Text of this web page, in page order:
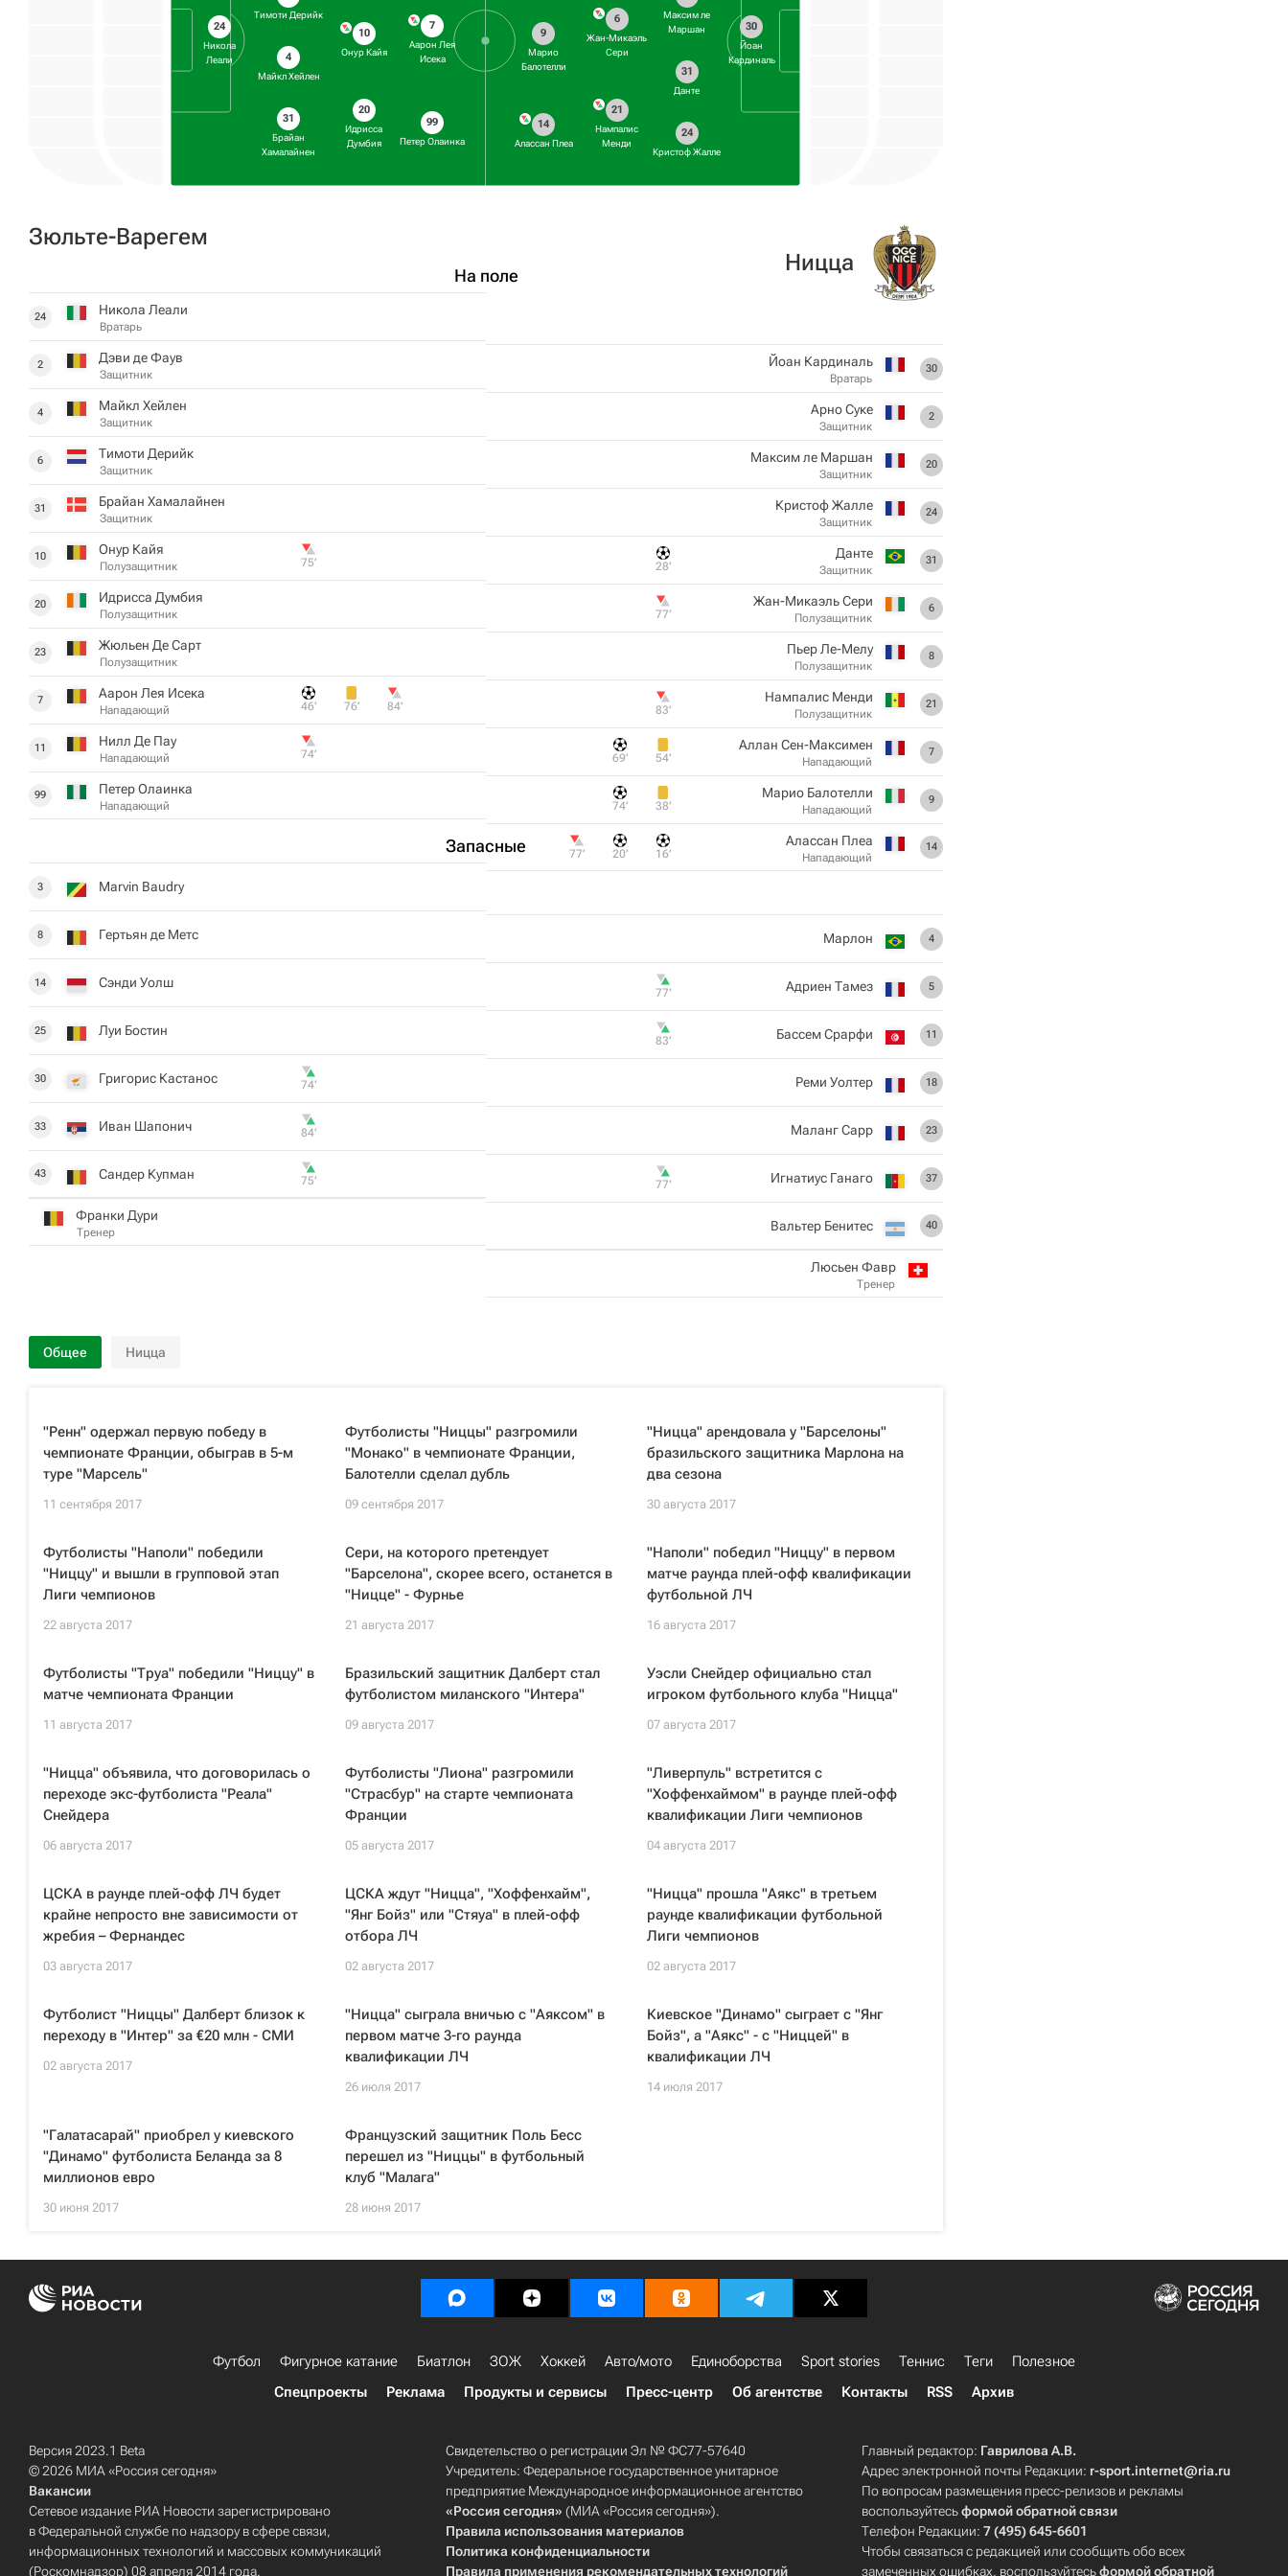
24
Никола
Леали
Тимоти Дерийк
4
Майкл Хейлен
31
Брайан
Хамалайнен
10
Онур Кайя
20
Идрисса
Думбия
7
Аарон Лея
Исека
99
Петер Олаинка
30
Йоан
Кардиналь
Максим ле
Маршан
31
Данте
24
Кристоф Жалле
6
Жан-Микаэль
Сери
21
Нампалис
Менди
9
Марио
Балотелли
14
Алассан Плеа
Зюльте-Варегем
На поле
24 Никола Леали
Вратарь
2 Дэви де Фаув
Защитник
4 Майкл Хейлен
Защитник
6 Тимоти Дерийк
Защитник
31 Брайан Хамалайнен
Защитник
10 Онур Кайя
Полузащитник 75‎’‎
20 Идрисса Думбия
Полузащитник
23 Жюльен Де Сарт
Полузащитник
7 Аарон Лея Исека
Нападающий 46‎’‎ 76‎’‎ 84‎’‎
11 Нилл Де Пау
Нападающий 74‎’‎
99 Петер Олаинка
Нападающий
Запасные
3 Marvin Baudry
8 Гертьян де Метс
14 Сэнди Уолш
25 Луи Бостин
30 Григорис Кастанос 74‎’‎
33 Иван Шапонич 84‎’‎
43 Сандер Купман 75‎’‎
Франки Дури
Тренер
Ницца
30
Йоан Кардиналь
Вратарь
2
Арно Суке
Защитник
20
Максим ле Маршан
Защитник
24
Кристоф Жалле
Защитник
31
Данте
Защитник
28‎’‎
6
Жан-Микаэль Сери
Полузащитник
77‎’‎
8
Пьер Ле-Мелу
Полузащитник
21
Нампалис Менди
Полузащитник
83‎’‎
7
Аллан Сен-Максимен
Нападающий
54‎’‎
69‎’‎
9
Марио Балотелли
Нападающий
38‎’‎
74‎’‎
14
Алассан Плеа
Нападающий
16‎’‎
20‎’‎
77‎’‎
4
Марлон
5
Адриен Тамез
77‎’‎
11
Бассем Срарфи
83‎’‎
18
Реми Уолтер
23
Маланг Сарр
37
Игнатиус Ганаго
77‎’‎
40
Вальтер Бенитес
Люсьен Фавр
Тренер
Общее Ницца
"Ренн" одержал первую победу в
чемпионате Франции, обыграв в 5-м
туре "Марсель"
11 сентября 2017
Футболисты "Ниццы" разгромили
"Монако" в чемпионате Франции,
Балотелли сделал дубль
09 сентября 2017
"Ницца" арендовала у "Барселоны"
бразильского защитника Марлона на
два сезона
30 августа 2017
Футболисты "Наполи" победили
"Ниццу" и вышли в групповой этап
Лиги чемпионов
22 августа 2017
Сери, на которого претендует
"Барселона", скорее всего, останется в
"Ницце" - Фурнье
21 августа 2017
"Наполи" победил "Ниццу" в первом
матче раунда плей-офф квалификации
футбольной ЛЧ
16 августа 2017
Футболисты "Труа" победили "Ниццу" в
матче чемпионата Франции
11 августа 2017
Бразильский защитник Далберт стал
футболистом миланского "Интера"
09 августа 2017
Уэсли Снейдер официально стал
игроком футбольного клуба "Ницца"
07 августа 2017
"Ницца" объявила, что договорилась о
переходе экс-футболиста "Реала"
Снейдера
06 августа 2017
Футболисты "Лиона" разгромили
"Страсбур" на старте чемпионата
Франции
05 августа 2017
"Ливерпуль" встретится с
"Хоффенхаймом" в раунде плей-офф
квалификации Лиги чемпионов
04 августа 2017
ЦСКА в раунде плей-офф ЛЧ будет
крайне непросто вне зависимости от
жребия – Фернандес
03 августа 2017
ЦСКА ждут "Ницца", "Хоффенхайм",
"Янг Бойз" или "Стяуа" в плей-офф
отбора ЛЧ
02 августа 2017
"Ницца" прошла "Аякс" в третьем
раунде квалификации футбольной
Лиги чемпионов
02 августа 2017
Футболист "Ниццы" Далберт близок к
переходу в "Интер" за €20 млн - СМИ
02 августа 2017
"Ницца" сыграла вничью с "Аяксом" в
первом матче 3-го раунда
квалификации ЛЧ
26 июля 2017
Киевское "Динамо" сыграет с "Янг
Бойз", а "Аякс" - с "Ниццей" в
квалификации ЛЧ
14 июля 2017
"Галатасарай" приобрел у киевского
"Динамо" футболиста Беланда за 8
миллионов евро
30 июня 2017
Французский защитник Поль Бесс
перешел из "Ниццы" в футбольный
клуб "Малага"
28 июня 2017
Футбол Фигурное катание Биатлон ЗОЖ Хоккей Авто/мото Единоборства Sport stories Теннис Теги
Полезное
Спецпроекты
Реклама Продукты и сервисы Пресс-центр Об агентстве Контакты RSS Архив
Версия 2023.1 Beta
© 2026 МИА «Россия сегодня»
Вакансии
Сетевое издание РИА Новости зарегистрировано
в Федеральной службе по надзору в сфере связи,
информационных технологий и массовых коммуникаций
(Роскомнадзор) 08 апреля 2014 года.
Свидетельство о регистрации Эл № ФС77-57640
Учредитель: Федеральное государственное унитарное
предприятие Международное информационное агентство
«Россия сегодня» (МИА «Россия сегодня»).
Правила использования материалов
Политика конфиденциальности
Правила применения рекомендательных технологий
Главный редактор: Гаврилова А.В.
Адрес электронной почты Редакции: r-sport.internet@ria.ru
По вопросам размещения пресс-релизов и рекламы
воспользуйтесьформой обратной связи
Телефон Редакции:7 (495) 645-6601
Чтобы связаться с редакцией или сообщить обо всех
замеченных ошибках, воспользуйтесьформой обратной